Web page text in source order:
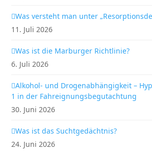
Was versteht man unter
11. Juli 2026
Was ist die Marburger Richtlinie?
6. Juli 2026
Alkohol- und Drogenabhängigkeit –
1 in der Fahreignungsbegutachtung
30. Juni 2026
Was ist das Suchtgedächtnis?
24. Juni 2026